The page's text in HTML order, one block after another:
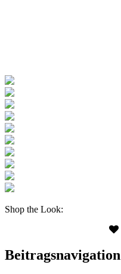
Shop the Look:
Beitragsnavigation